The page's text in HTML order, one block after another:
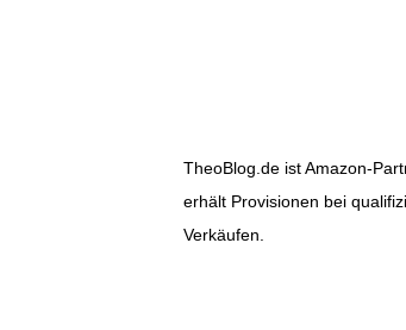
TheoBlog.de ist Amazon-
erhält Provisionen bei
Verkäufen.